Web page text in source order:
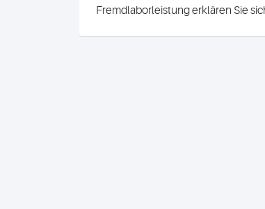
Fremdlaborleistung erklären Sie